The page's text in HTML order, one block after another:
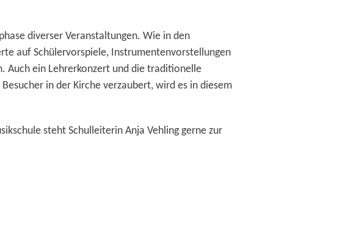
diverser Veranstaltungen. Wie in den
auf Schülervorspiele, Instrumentenvorstellungen
Auch ein Lehrerkonzert und die traditionelle
in der Kirche verzaubert, wird es in diesem
steht Schulleiterin Anja Vehling gerne zur